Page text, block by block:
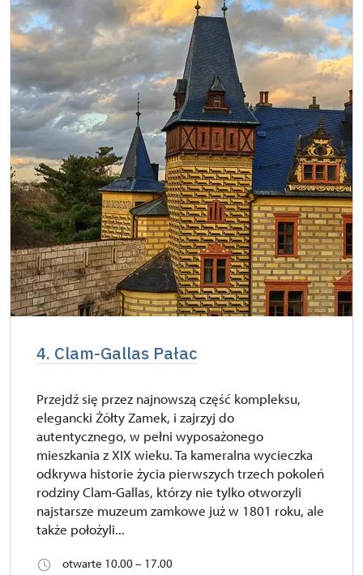
4. Clam-Gallas Pałac
Przejdź się przez najnowszą część kompleksu,
elegancki Żółty Zamek, i zajrzyj do
autentycznego, w pełni wyposażonego
mieszkania z XIX wieku. Ta kameralna wycieczka
odkrywa historie życia pierwszych trzech pokoleń
rodziny Clam-Gallas, którzy nie tylko otworzyli
najstarsze muzeum zamkowe już w 1801 roku, ale
także położyli...
otwarte 10.00 – 17.00